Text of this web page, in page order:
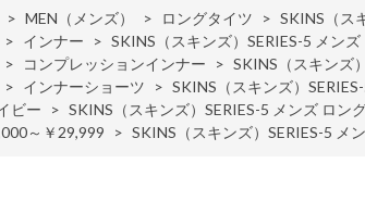
> MEN（メンズ） > ロングタイツ > SKINS（ス
> インナー > SKINS（スキンズ）SERIES-5 メン
> コンプレッションインナー > SKINS（スキンズ
> インナーショーツ > SKINS（スキンズ）
ビー > SKINS（スキンズ）SERIES-5 メンズ ロン
～￥29,999 > SKINS（スキンズ）SERIES-5 メ